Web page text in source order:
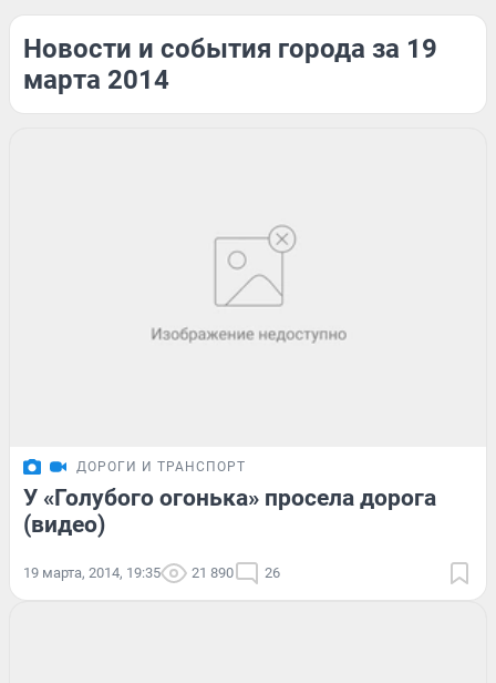
Новости и события города за 19
марта 2014
ДОРОГИ И ТРАНСПОРТ
У «Голубого огонька» просела дорога
(видео)
19 марта, 2014, 19:35 21 890 26